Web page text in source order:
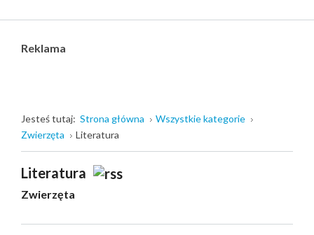
Reklama
Jesteś tutaj: Strona główna
Wszystkie kategorie
Zwierzęta
Literatura
Literatura
Zwierzęta